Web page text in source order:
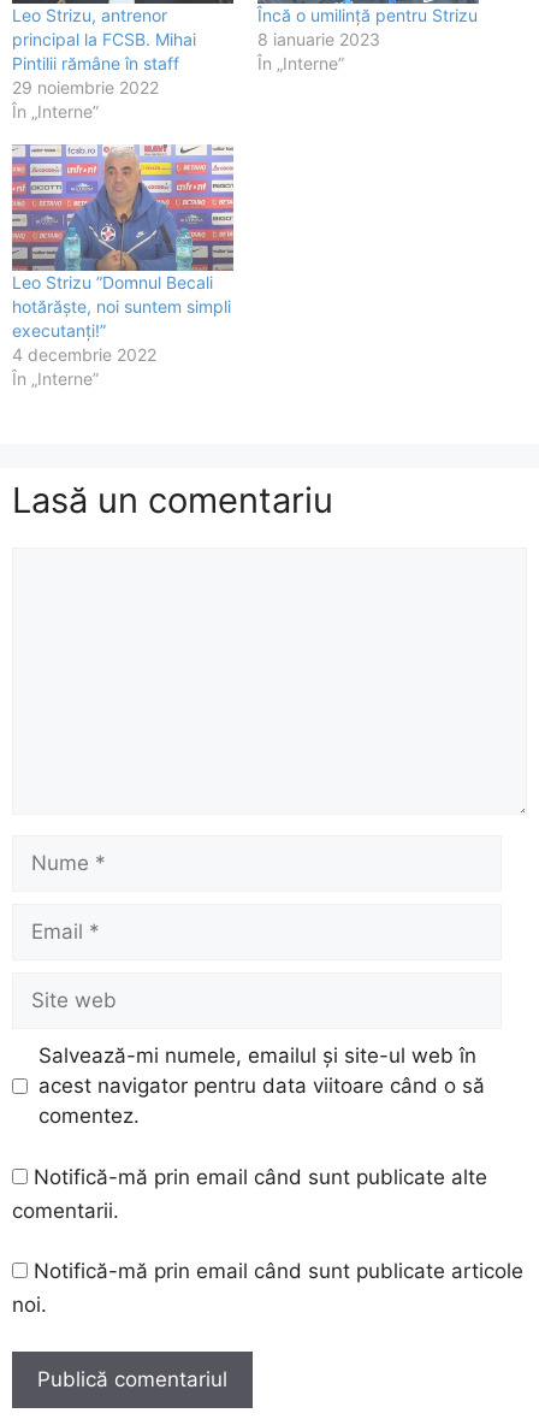
Leo Strizu, antrenor
principal la FCSB. Mihai
Pintilii rămâne în staff
29 noiembrie 2022
În „Interne”
Încă o umilință pentru Strizu
8 ianuarie 2023
În „Interne”
Leo Strizu ”Domnul Becali
hotărăște, noi suntem simpli
executanți!”
4 decembrie 2022
În „Interne”
Lasă un comentariu
Nume
Email
Site
web
Salvează-mi numele, emailul și site-ul web în
acest navigator pentru data viitoare când o să
comentez.
Notifică-mă prin email când sunt publicate alte
comentarii.
Notifică-mă prin email când sunt publicate articole
noi.